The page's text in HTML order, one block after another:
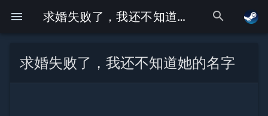
menu 求婚失败了，我还不知道她的名字 search
求婚失败了，我还不知道她的名字